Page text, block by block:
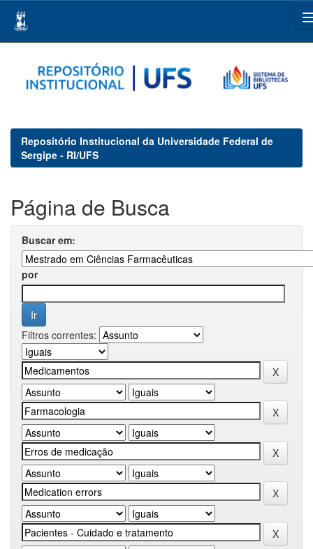
navigation
Repositório Institucional da Universidade Federal de
Sergipe - RI/UFS
Página de Busca
Buscar em:
por
Filtros correntes: